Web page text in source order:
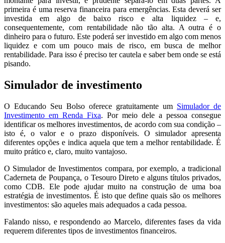
primeira é uma reserva financeira para emergências. Esta deverá ser
investida em algo de baixo risco e alta liquidez – e,
consequentemente, com rentabilidade não tão alta. A outra é o
dinheiro para o futuro. Este poderá ser investido em algo com menos
liquidez e com um pouco mais de risco, em busca de melhor
rentabilidade. Para isso é preciso ter cautela e saber bem onde se está
pisando.
Simulador de investimento
O Educando Seu Bolso oferece gratuitamente um Simulador de
Investimento em Renda Fixa. Por meio dele a pessoa consegue
identificar os melhores investimentos, de acordo com sua condição –
isto é, o valor e o prazo disponíveis. O simulador apresenta
diferentes opções e indica aquela que tem a melhor rentabilidade. É
muito prático e, claro, muito vantajoso.
O Simulador de Investimentos compara, por exemplo, a tradicional
Caderneta de Poupança, o Tesouro Direto e alguns títulos privados,
como CDB. Ele pode ajudar muito na construção de uma boa
estratégia de investimentos. É isto que define quais são os melhores
investimentos: são aqueles mais adequados a cada pessoa.
Falando nisso, e respondendo ao Marcelo, diferentes fases da vida
requerem diferentes tipos de investimentos financeiros.